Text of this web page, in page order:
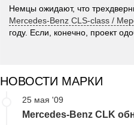
Немцы ожидают, что
Mercedes-Benz CLS-class /
году. Если, конечно, проект
НОВОСТИ МАРКИ
25 мая '09
Mercedes-Benz CLK